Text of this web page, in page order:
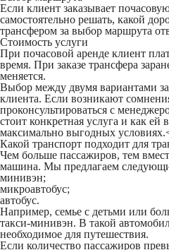
Если клиент заказывает
самостоятельно решать, какой
трансфером за выбор маршрута
Стоимость услуги
При почасовой аренде клиент
время. При заказе трансфера
меняется.
Выбор между двумя вариантами
клиента. Если возникают
проконсультироваться с
стоит конкретная услуга и как ей
максимально выгодных
Какой транспорт подходит для
Чем больше пассажиров, тем
машина. Мы предлагаем
минивэн;
микроавтобус;
автобус.
Например, семье с детьми или
такси-минивэн. В такой
необходимое для путешествия.
Если количество пассажиров